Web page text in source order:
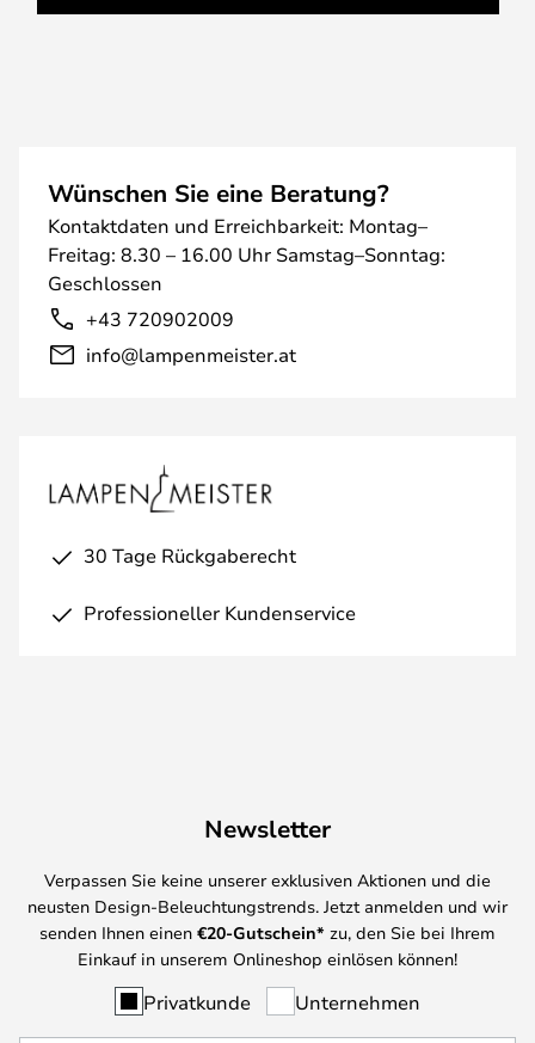
Wünschen Sie eine Beratung?
Kontaktdaten und Erreichbarkeit: Montag–
Freitag: 8.30 – 16.00 Uhr Samstag–Sonntag:
Geschlossen
+43 720902009
info@lampenmeister.at
30 Tage Rückgaberecht
Professioneller Kundenservice
Newsletter
Verpassen Sie keine unserer exklusiven Aktionen und die
neusten Design-Beleuchtungstrends. Jetzt anmelden und wir
senden Ihnen einen €20-Gutschein* zu, den Sie bei Ihrem
Einkauf in unserem Onlineshop einlösen können!
Privatkunde Unternehmen